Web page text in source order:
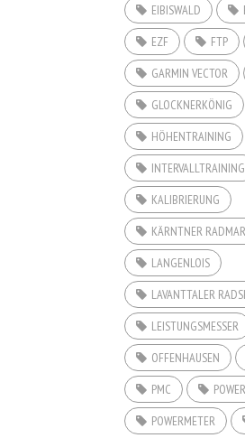
EIBISWALD
EZF
FTP
GARMIN VECTOR
GLOCKNERKÖNIG
HÖHENTRAINING
INTERVALLTRAINING
KALIBRIERUNG
KÄRNTNER
LANGENLOIS
LAVANTTALER
LEISTUNGSMESSER
OFFENHAUSEN
PMC
POWERMETER